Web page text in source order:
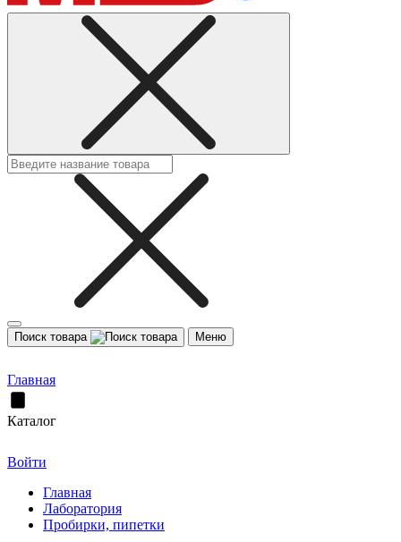
Поиск товара Меню
Главная
Каталог
Войти
Главная
Лаборатория
Пробирки, пипетки